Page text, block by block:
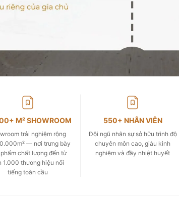
M² SHOWROOM
trải nghiệm rộng
— nơi trưng bày
chất lượng đến từ
1.000 thương hiệu nổi
tiếng toàn cầu
550+ NHÂN VIÊN
Đội ngũ nhân sự sở hữu trình độ
chuyên môn cao, giàu kinh
nghiệm và đầy nhiệt huyết